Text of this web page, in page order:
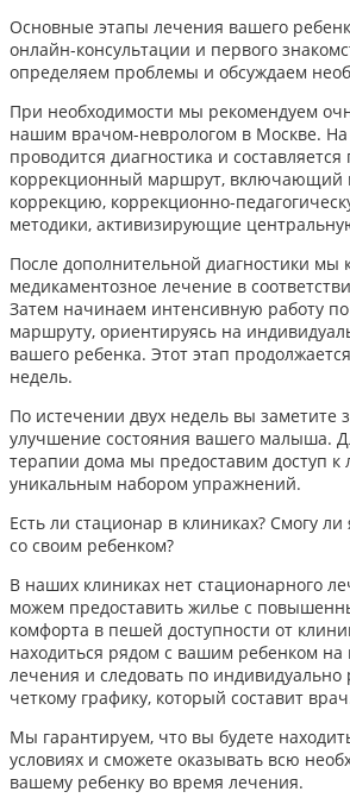
Основные этапы лечения вашего
онлайн-консультации и первого
определяем проблемы и обсуждаем
При необходимости мы рекомендуем
нашим врачом-неврологом в Москве. На
проводится диагностика и
коррекционный маршрут, включающий
коррекцию, коррекционно-
методики, активизирующие
После дополнительной диагностики мы
медикаментозное лечение в
Затем начинаем интенсивную работу
маршруту, ориентируясь на
вашего ребенка. Этот этап
недель.
По истечении двух недель вы заметите
улучшение состояния вашего малыша.
терапии дома мы предоставим доступ к
уникальным набором упражнений.
Есть ли стационар в клиниках? Смогу
со своим ребенком?
В наших клиниках нет стационарного
можем предоставить жилье с
комфорта в пешей доступности от
находиться рядом с вашим ребенком на
лечения и следовать по индивидуально
четкому графику, который составит
Мы гарантируем, что вы будете
условиях и сможете оказывать всю
вашему ребенку во время лечения.